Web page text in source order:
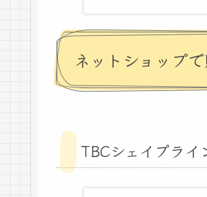
ネットショップ
TBCシェイプライ